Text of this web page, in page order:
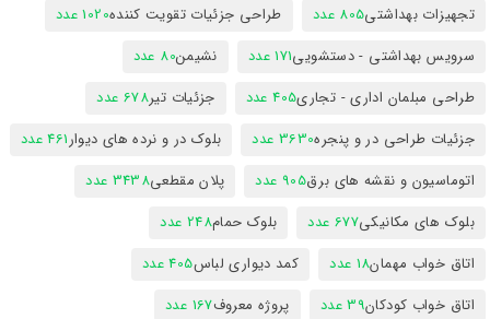
تجهیزات بهداشتی805 عدد طراحی جزئیات تقویت کننده1020 عدد
سرویس بهداشتی - دستشویی171 عدد نشیمن80 عدد
طراحی مبلمان اداری - تجاری405 عدد جزئیات تیر678 عدد
جزئیات طراحی در و پنجره3630 عدد بلوک در و نرده های دیوار461 عدد
اتوماسیون و نقشه های برق905 عدد پلان مقطعی3438 عدد
بلوک های مکانیکی677 عدد بلوک حمام248 عدد
اتاق خواب مهمان18 عدد کمد دیواری لباس405 عدد
اتاق خواب کودکان39 عدد پروژه معروف167 عدد